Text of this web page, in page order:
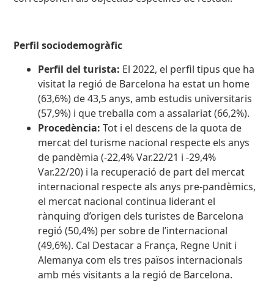
Perfil sociodemogràfic
Perfil del turista: El 2022, el perfil tipus que ha
visitat la regió de Barcelona ha estat un home
(63,6%) de 43,5 anys, amb estudis universitaris
(57,9%) i que treballa com a assalariat (66,2%).
Procedència: Tot i el descens de la quota de
mercat del turisme nacional respecte els anys
de pandèmia (-22,4% Var.22/21 i -29,4%
Var.22/20) i la recuperació de part del mercat
internacional respecte als anys pre-pandèmics,
el mercat nacional continua liderant el
rànquing d’origen dels turistes de Barcelona
regió (50,4%) per sobre de l’internacional
(49,6%). Cal Destacar a França, Regne Unit i
Alemanya com els tres països internacionals
amb més visitants a la regió de Barcelona.